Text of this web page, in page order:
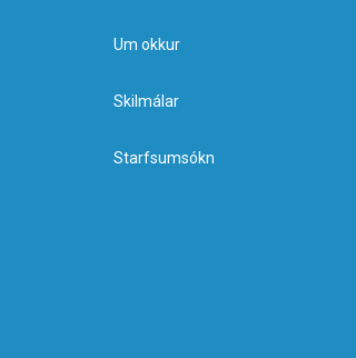
Um okkur
Skilmálar
Starfsumsókn